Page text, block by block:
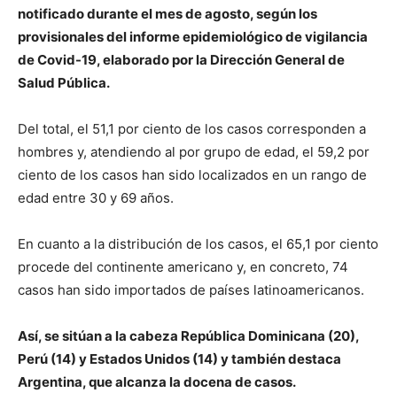
notificado durante el mes de agosto, según los
provisionales del informe epidemiológico de vigilancia
de Covid-19, elaborado por la Dirección General de
Salud Pública.
Del total, el 51,1 por ciento de los casos corresponden a
hombres y, atendiendo al por grupo de edad, el 59,2 por
ciento de los casos han sido localizados en un rango de
edad entre 30 y 69 años.
En cuanto a la distribución de los casos, el 65,1 por ciento
procede del continente americano y, en concreto, 74
casos han sido importados de países latinoamericanos.
Así, se sitúan a la cabeza República Dominicana (20),
Perú (14) y Estados Unidos (14) y también destaca
Argentina, que alcanza la docena de casos.